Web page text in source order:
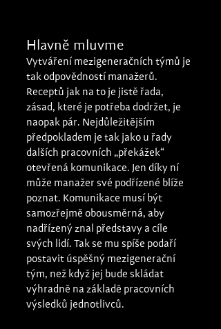
Hlavně mluvme
Vytváření mezigeneračních týmů je
tak odpovědností manažerů.
Receptů jak na to je jistě řada,
zásad, které je potřeba dodržet, je
naopak pár. Nejdůležitějším
předpokladem je tak jako u řady
dalších pracovních „překážek“
otevřená komunikace. Jen díky ní
může manažer své podřízené blíže
poznat. Komunikace musí být
samozřejmě obousměrná, aby
nadřízený znal představy a cíle
svých lidí. Tak se mu spíše podaří
postavit úspěšný mezigenerační
tým, než když jej bude skládat
výhradně na základě pracovních
výsledků jednotlivců.